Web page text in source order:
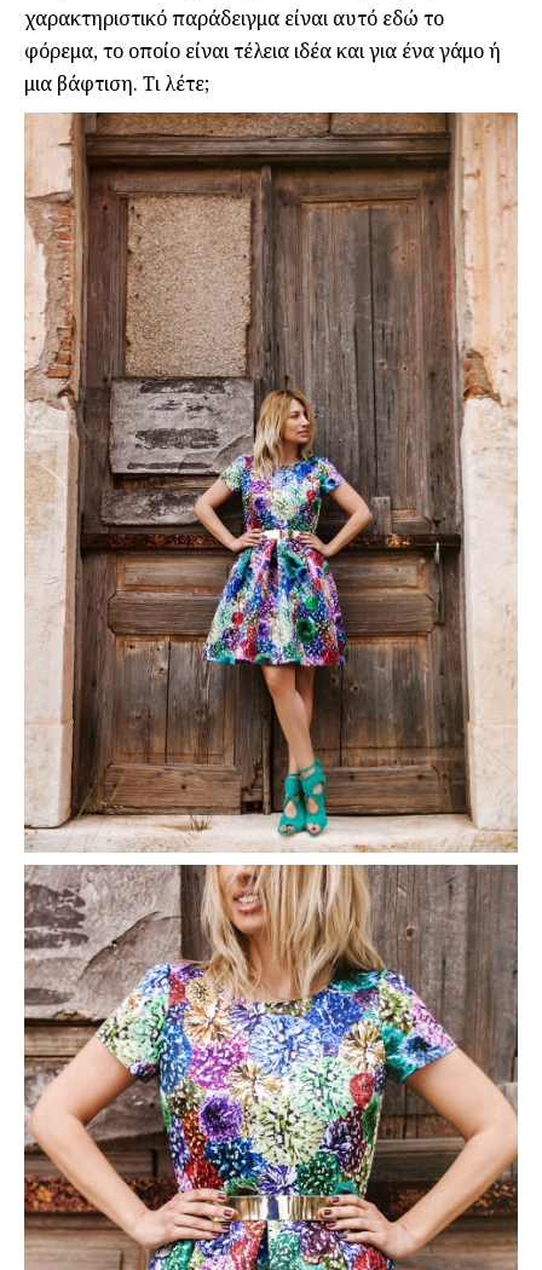
χαρακτηριστικό παράδειγμα είναι αυτό εδώ το
φόρεμα, το οποίο είναι τέλεια ιδέα και για ένα γάμο ή
μια βάφτιση. Τι λέτε;